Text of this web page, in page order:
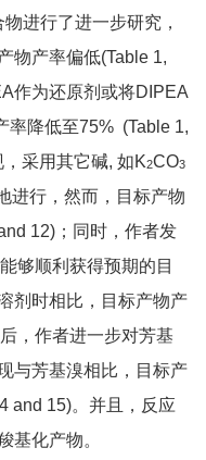
进行了进一步研究，
物产率偏低(Table 1,
作为还原剂或将DIPEA
率降低至75% (Table 1,
采用其它碱, 如K2CO3
进行，然而，目标产物
12)；同时，作者发
够顺利获得预期的目
剂时相比，目标产物产
，作者进一步对芳基
与芳基溴相比，目标产
and 15)。并且，反应
基化产物。